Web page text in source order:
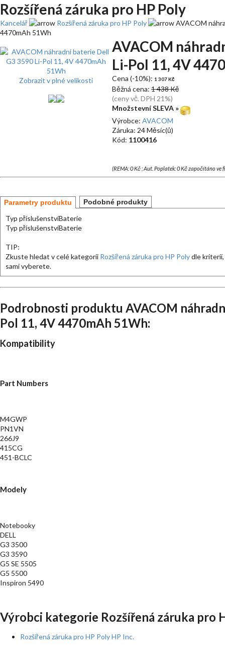
Rozšířená záruka pro HP Poly
Kancelář Rozšířená záruka pro HP Poly
AVACOM
4470mAh 51Wh
Zobrazit v plné velikosti
AVACOM
Li-Pol 11, 4V
Cena (-10%): 1 307 Kč
Běžná cena: 1 438 Kč
(ceny vč. DPH 21%)
Množstevní SLEVA »
Výrobce: AVACOM
Záruka: 24 Měsíc(ů)
Kód: 1100416
(REMA: 0 Kč ; Aut. Poplatek: 0 Kč započítáno
Parametry produktu Podobné produkty
Typ příslušenstvíBaterie
Typ příslušenstvíBaterie
TIP:
Zkuste hledat v celé kategorii Rozšířená záruka pro HP Polydle
sami vyberete.
Podrobnosti produktu AVACOM
Pol 11, 4V 4470mAh 51Wh:
Kompatibility
Part Numbers
M4GWP
PN1VN
266J9
415CG
451-BCLC
Modely
Notebooky
DELL
G3 3500
G3 3590
G5 SE 5505
G5 5500
Inspiron 5490
Výrobci kategorie Rozšířená záruka pro
Rozšířená záruka pro HP Poly HP Inc.